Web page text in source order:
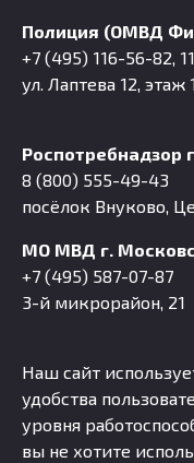
Полиция (ОМВД
+7 (495) 116-56-82,
ул. Лаптева 12, этаж
Роспотребнадзор
8 (800) 555-49-43
посёлок Внуково,
МО МВД г.
+7 (495) 587-07-87
3-й микрорайон, 21
Наш сайт
удобства
уровня
вы не хотите